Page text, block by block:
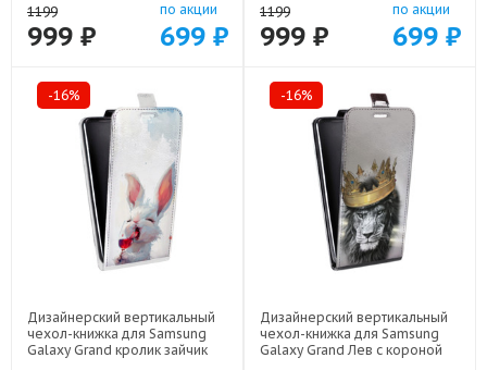
1199
999 ₽
по акции
699 ₽
1199
999 ₽
по акции
699 ₽
-16%
Дизайнерский вертикальный
чехол-книжка для Samsung
Galaxy Grand кролик зайчик
-16%
Дизайнерский вертикальный
чехол-книжка для Samsung
Galaxy Grand Лев с короной